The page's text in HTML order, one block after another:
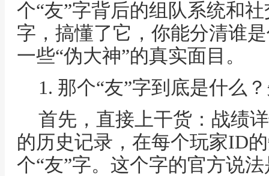
个“友”字背后的组队系统和
字，搞懂了它，你能分清谁
一些“伪大神”的真实面目。
1. 那个“友”字到底是什么
首先，直接上干货：战绩
的历史记录，在每个玩家ID
个“友”字。这个字的官方说